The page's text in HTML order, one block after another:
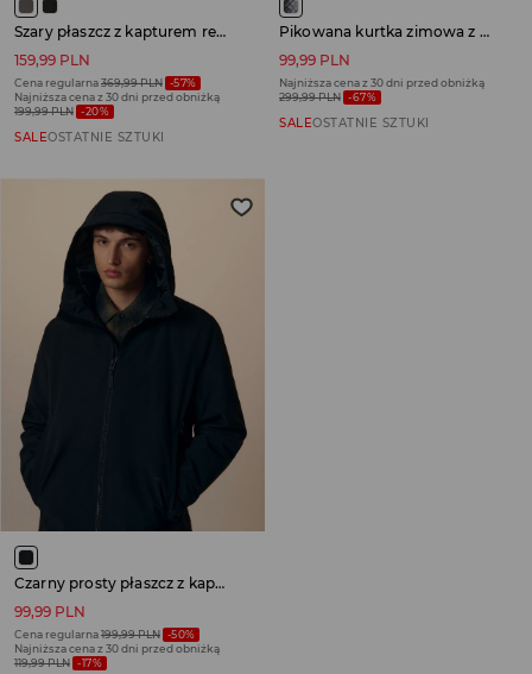
Szary płaszcz z kapturem regular fit
159,99 PLN
Cena regularna369,99 PLN -57%
Najniższa cena z 30 dni przed obniżką
199,99 PLN -20%
SALEOSTATNIE SZTUKI
Pikowana kurtka zimowa z printem all over
99,99 PLN
Najniższa cena z 30 dni przed obniżką
299,99 PLN -67%
SALEOSTATNIE SZTUKI
Czarny prosty płaszcz z kapturem i ociepleniem
99,99 PLN
Cena regularna199,99 PLN -50%
Najniższa cena z 30 dni przed obniżką
119,99 PLN -17%